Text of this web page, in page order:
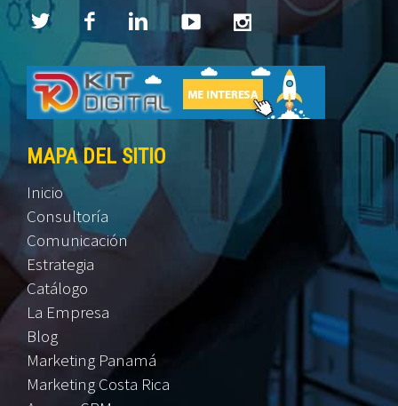
MAPA DEL SITIO
Inicio
Consultoría
Comunicación
Estrategia
Catálogo
La Empresa
Blog
Marketing Panamá
Marketing Costa Rica